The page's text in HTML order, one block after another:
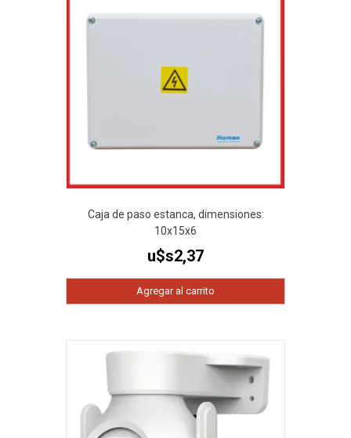
Caja de paso estanca, dimensiones:
10x15x6
u$s2,37
Agregar al carrito